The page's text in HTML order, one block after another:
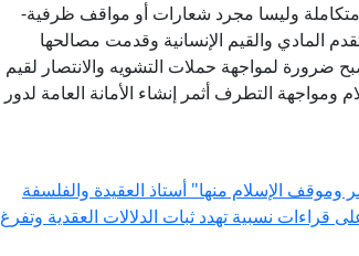
وليسا مجرد شعارات أو مواقف ظرفية-
المادي والقيم الإنسانية وقدمت مصالحها
ضرورة لمواجهة حملات التشويه والانتصار لقيم
ومواجهة التطرف أثمر إنشاء الأمانة العامة لدور
الإسلام منها" أستاذ العقيدة والفلسفة
قراءات نسبية تهدد ثبات الدلالات العقدية وتفرغ